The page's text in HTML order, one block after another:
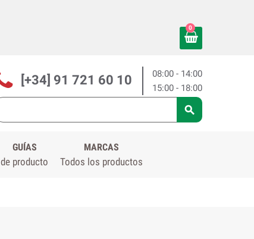
0
08:00 - 14:00
15:00 - 18:00
[+34] 91 721 60 10

GUÍAS
de producto
MARCAS
Todos los productos